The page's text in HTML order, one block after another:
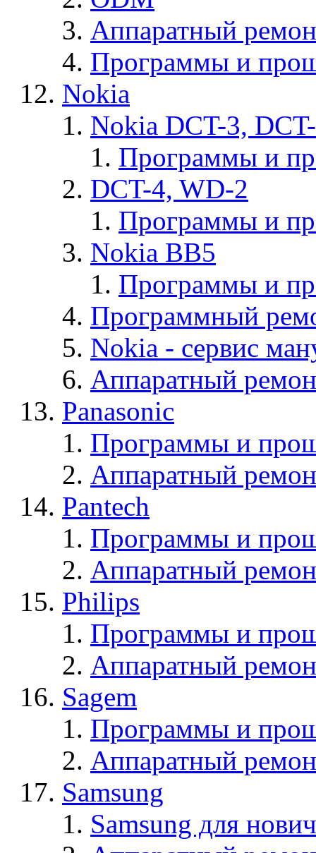
Аппаратный
Программы и
Nokia
Nokia DCT-3,
Программы и
DCT-4, WD-2
Программы и
Nokia BB5
Программы и
Программный
Nokia - cервис
Аппаратный
Panasonic
Программы и
Аппаратный
Pantech
Программы и
Аппаратный
Philips
Программы и
Аппаратный
Sagem
Программы и
Аппаратный
Samsung
Samsung для